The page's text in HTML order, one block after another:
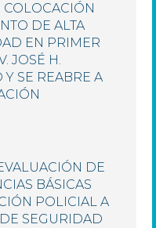
COLOCACIÓN
DE ALTA
EN PRIMER
JOSÉ H.
Y SE REABRE A
DE
BÁSICAS
POLICIAL A
SEGURIDAD